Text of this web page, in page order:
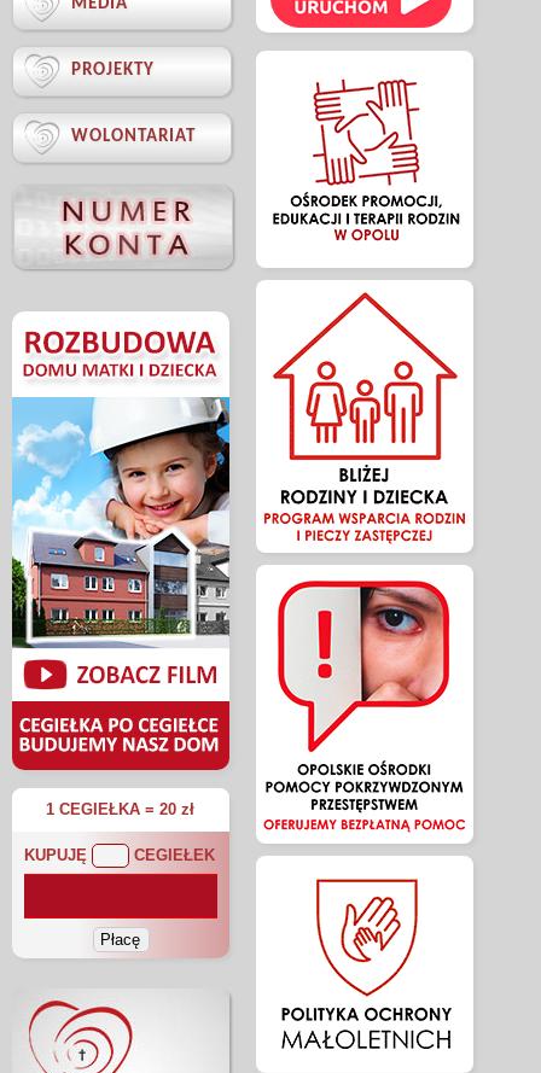
MEDIA
 PROJEKTY
 WOLONTARIAT
1 CEGIEŁKA = 20 zł
KUPUJĘ CEGIEŁEK